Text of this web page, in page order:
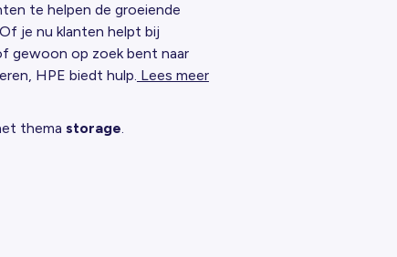
te helpen de groeiende
je nu klanten helpt bij
gewoon op zoek bent naar
HPE biedt hulp. Lees meer
thema storage.